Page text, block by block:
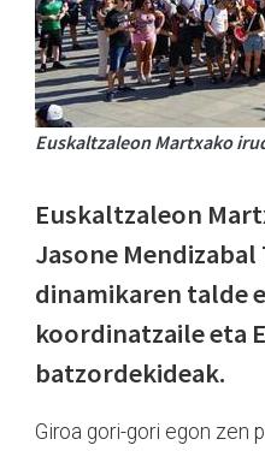
Euskaltzaleon Martxako
Euskaltzaleon
Jasone
dinamikaren talde
koordinatzaile eta
batzordekideak.
Giroa gori-gori egon zen